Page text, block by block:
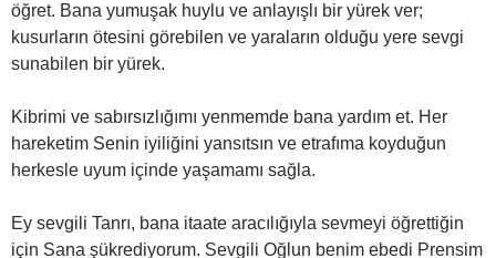
öğret. Bana yumuşak huylu ve anlayışlı bir yürek ver;
kusurların ötesini görebilen ve yaraların olduğu yere sevgi
sunabilen bir yürek.
Kibrimi ve sabırsızlığımı yenmemde bana yardım et. Her
hareketim Senin iyiliğini yansıtsın ve etrafıma koyduğun
herkesle uyum içinde yaşamamı sağla.
Ey sevgili Tanrı, bana itaate aracılığıyla sevmeyi öğrettiğin
için Sana şükrediyorum. Sevgili Oğlun benim ebedi Prensim